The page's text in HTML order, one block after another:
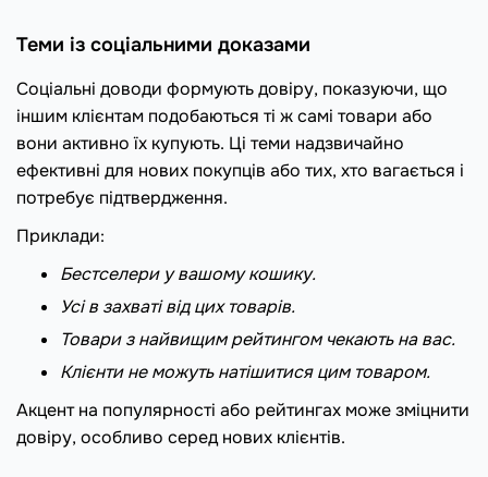
Теми із соціальними доказами
Соціальні доводи формують довіру, показуючи, що
іншим клієнтам подобаються ті ж самі товари або
вони активно їх купують. Ці теми надзвичайно
ефективні для нових покупців або тих, хто вагається і
потребує підтвердження.
Приклади:
Бестселери у вашому кошику.
Усі в захваті від цих товарів.
Товари з найвищим рейтингом чекають на вас.
Клієнти не можуть натішитися цим товаром.
Акцент на популярності або рейтингах може зміцнити
довіру, особливо серед нових клієнтів.